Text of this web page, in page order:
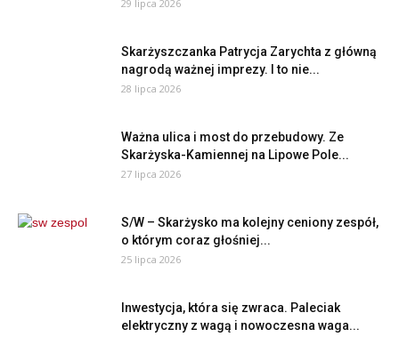
29 lipca 2026
Skarżyszczanka Patrycja Zarychta z główną
nagrodą ważnej imprezy. I to nie...
28 lipca 2026
Ważna ulica i most do przebudowy. Ze
Skarżyska-Kamiennej na Lipowe Pole...
27 lipca 2026
S/W – Skarżysko ma kolejny ceniony zespół,
o którym coraz głośniej...
25 lipca 2026
Inwestycja, która się zwraca. Paleciak
elektryczny z wagą i nowoczesna waga...